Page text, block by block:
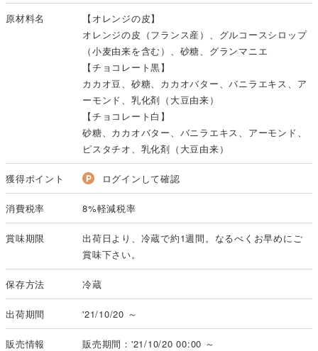
原材料名
【オレンジの皮】
オレンジの皮（フランス産）、グルコースシロップ
（小麦由来を含む）、砂糖、グランマニエ
【チョコレート黒】
カカオ豆、砂糖、カカオバター、バニラエキス、ア
ーモンド、乳化剤（大豆由来）
【チョコレート白】
砂糖、カカオバター、バニラエキス、アーモンド、
ピスタチオ、乳化剤（大豆由来）
獲得ポイント ログインして確認
消費税率 8%軽減税率
賞味期限
出荷日より、冷蔵で約1週間。なるべくお早めにご
賞味下さい。
保存方法 冷蔵
出荷期間 '21/10/20 ～
販売情報 販売期間：'21/10/20 00:00 ～